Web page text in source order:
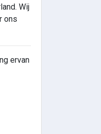
Wij
ons
ervan